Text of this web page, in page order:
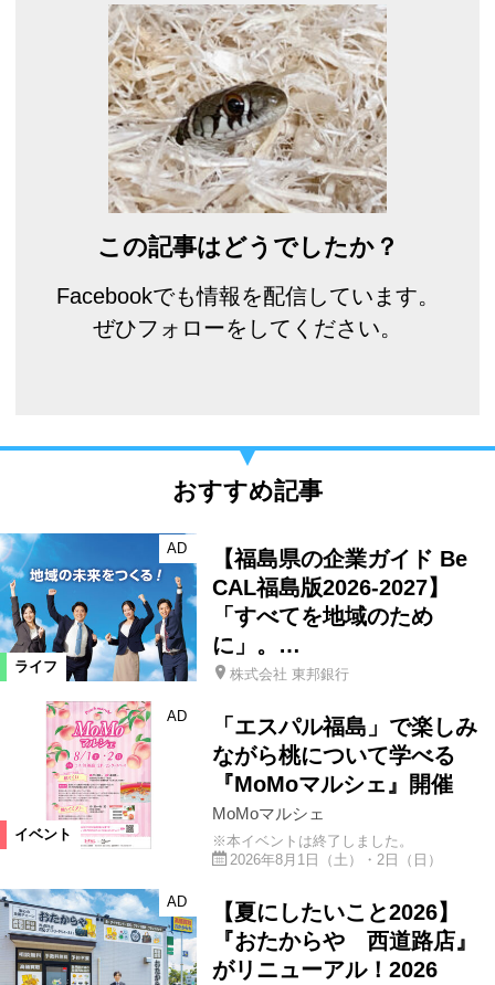
この記事はどうでしたか？
Facebookでも情報を配信しています。
ぜひフォローをしてください。
おすすめ記事
ライフ
AD
【福島県の企業ガイド Be
CAL福島版2026-2027】
「すべてを地域のため
に」。…
株式会社 東邦銀行
イベント
AD
「エスパル福島」で楽しみ
ながら桃について学べる
『MoMoマルシェ』開催
MoMoマルシェ
※本イベントは終了しました。
2026年8月1日（土）・2日（日）
AD
【夏にしたいこと2026】
『おたからや 西道路店』
がリニューアル！2026